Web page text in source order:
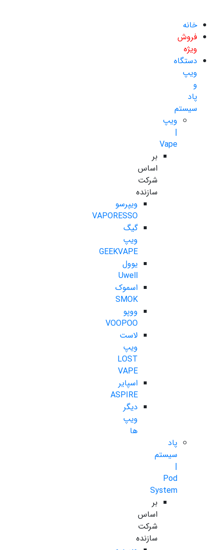
خانه
فروش
ویژه
دستگاه
ویپ
و
پاد
سیستم
ویپ
|
Vape
بر
اساس
شرکت
سازنده
ویپرسو
VAPORESSO
گیگ
ویپ
GEEKVAPE
یوول
Uwell
اسموک
SMOK
ووپو
VOOPOO
لاست
ویپ
LOST
VAPE
اسپایر
ASPIRE
دیگر
ویپ
ها
پاد
سیستم
|
Pod
System
بر
اساس
شرکت
سازنده